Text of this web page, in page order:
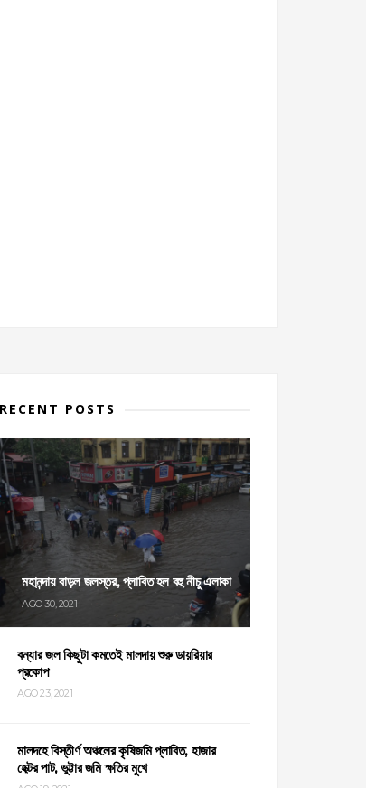
RECENT POSTS
মহানন্দায় বাড়ল জলস্তর, প্লাবিত হল বহু নীচু এলাকা
AGO 30, 2021
বন্যার জল কিছুটা কমতেই মালদায় শুরু ডায়রিয়ার
প্রকোপ
AGO 23, 2021
মালদহে বিস্তীর্ণ অঞ্চলের কৃষিজমি প্লাবিত, হাজার
হেক্টর পাট, ভুট্টার জমি ক্ষতির মুখে